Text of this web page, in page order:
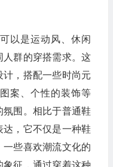
以是运动风、休闲
人群的穿搭需求。这
，搭配一些时尚元
案、个性的装饰等
围。相比于普通鞋
，它不仅是一种鞋
些喜欢潮流文化的
象征，通过穿着这种